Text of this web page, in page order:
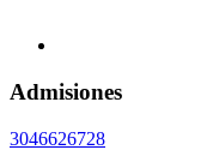
Admisiones
3046626728